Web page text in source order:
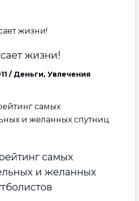
жизни!
/ Деньги, Увлечения
самых
и желанных